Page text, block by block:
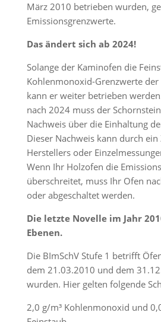
März 2010 betrieben wurden,
Emissionsgrenzwerte.
Das ändert sich ab 2024!
Solange der Kaminofen die
Kohlenmonoxid-Grenzwerte der
kann er weiter betrieben
nach 2024 muss der
Nachweis über die Einhaltung
Dieser Nachweis kann durch
Herstellers oder
Wenn Ihr Holzofen die
überschreitet, muss Ihr Ofen
oder abgeschaltet werden.
Die letzte Novelle im Jahr
Ebenen.
Die BImSchV Stufe 1 betrifft
dem 21.03.2010 und dem
wurden. Hier gelten folgende
2,0 g/m³ Kohlenmonoxid und